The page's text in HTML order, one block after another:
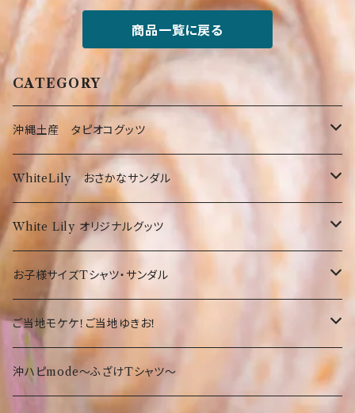
商品一覧に戻る
CATEGORY
沖縄土産 タピオコグッツ
沖縄限定Tシャツ
弊社オリジナルTシャツ
オリオンTシャツ
お菓子・食品
お菓子
食品・飲料
沖縄の守り神！シーサー☆
沖縄限定☆ゆきお
沖縄限定小物類
WhiteLily おさかなサンダル
お魚サンダル
White Lily オリジナルグッツ
Tシャツ
沖縄
鎌倉
小物
お子様サイズTシャツ・サンダル
サンダル
Tシャツ
ご当地モケケ！ご当地ゆきお！
東京
沖ハピmode～ふざけTシャツ～